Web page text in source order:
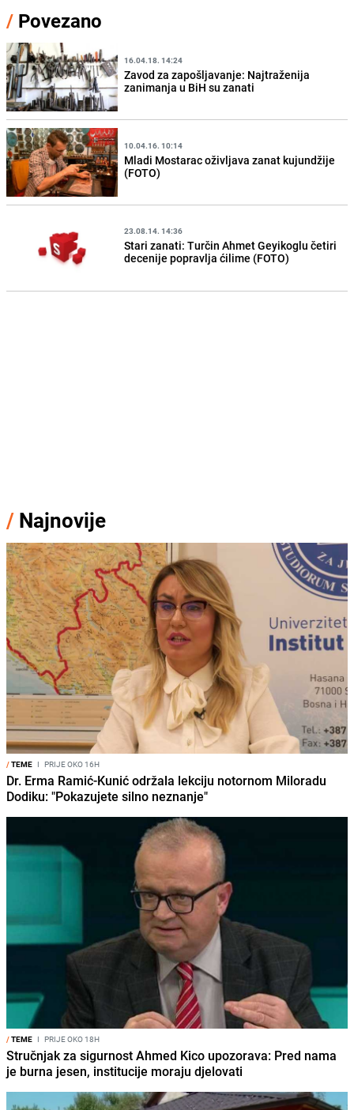
/ Povezano
16.04.18. 14:24
Zavod za zapošljavanje: Najtraženija
zanimanja u BiH su zanati
10.04.16. 10:14
Mladi Mostarac oživljava zanat kujundžije
(FOTO)
23.08.14. 14:36
Stari zanati: Turčin Ahmet Geyikoglu četiri
decenije popravlja ćilime (FOTO)
/ Najnovije
/TEME I PRIJE OKO 16H
Dr. Erma Ramić-Kunić održala lekciju notornom Miloradu
Dodiku: "Pokazujete silno neznanje"
/TEME I PRIJE OKO 18H
Stručnjak za sigurnost Ahmed Kico upozorava: Pred nama
je burna jesen, institucije moraju djelovati